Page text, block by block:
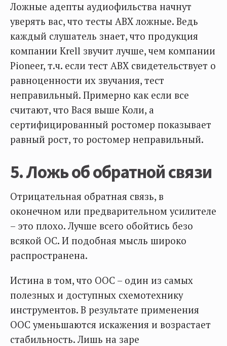
Ложные адепты аудиофильства начнут
уверять вас, что тесты АВХ ложные. Ведь
каждый слушатель знает, что продукция
компании Krell звучит лучше, чем компании
Pioneer, т.ч. если тест АВХ свидетельствует о
равноценности их звучания, тест
неправильный. Примерно как если все
считают, что Вася выше Коли, а
сертифицированный ростомер показывает
равный рост, то ростомер неправильный.
5. Ложь об обратной связи
Отрицательная обратная связь, в
оконечном или предварительном усилителе
– это плохо. Лучше всего обойтись безо
всякой ОС. И подобная мысль широко
распространена.
Истина в том, что ООС – один из самых
полезных и доступных схемотехнику
инструментов. В результате применения
ООС уменьшаются искажения и возрастает
стабильность. Лишь на заре